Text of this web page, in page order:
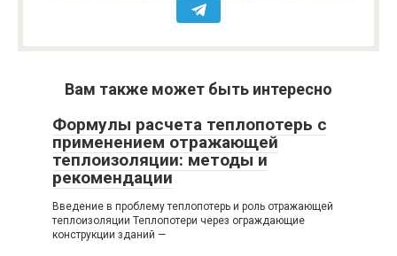
Вам также может быть интересно
Формулы расчета теплопотерь с
применением отражающей
теплоизоляции: методы и
рекомендации
Введение в проблему теплопотерь и роль отражающей
теплоизоляции Теплопотери через ограждающие
конструкции зданий —